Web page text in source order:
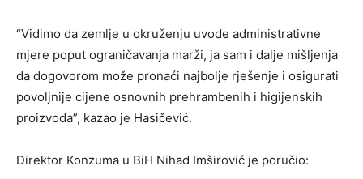
“Vidimo da zemlje u okruženju uvode administrativne
mjere poput ograničavanja marži, ja sam i dalje mišljenja
da dogovorom može pronaći najbolje rješenje i osigurati
povoljnije cijene osnovnih prehrambenih i higijenskih
proizvoda”, kazao je Hasičević.
Direktor Konzuma u BiH Nihad Imširović je poručio: